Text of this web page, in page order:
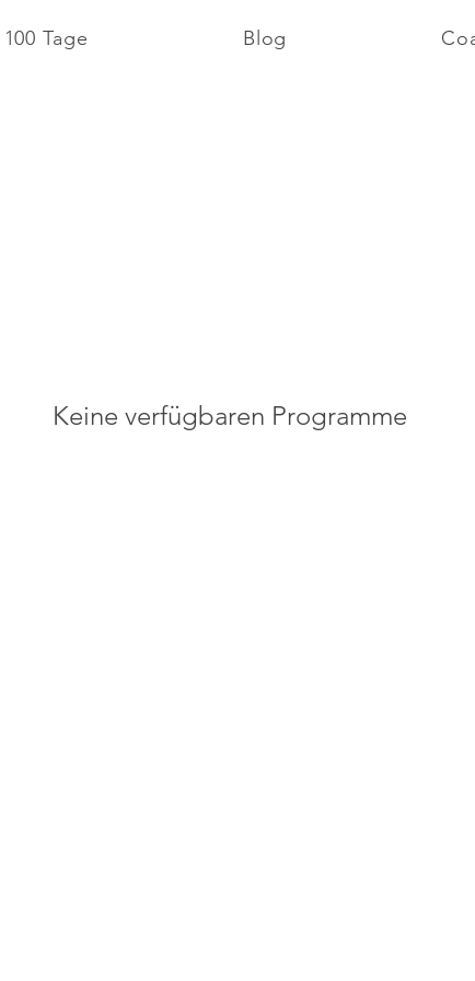
100 Tage Blog
Keine verfügbaren Programme